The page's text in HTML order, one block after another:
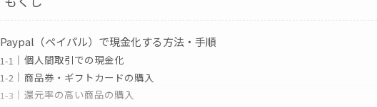
Paypal（ペイパル）で現金化する方法・手順
個人間取引での現金化
商品券・ギフトカードの購入
還元率の高い商品の購入